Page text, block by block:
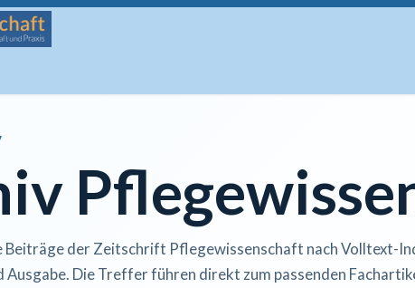
Beiträge der Zeitschrift Pflegewissenschaft nach Volltext-
Ausgabe. Die Treffer führen direkt zum passenden